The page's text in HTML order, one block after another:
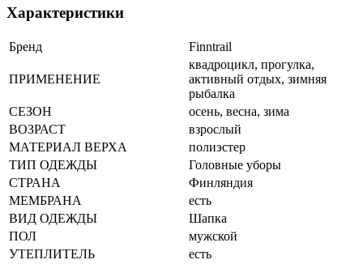
Характеристики
Бренд Finntrail
ПРИМЕНЕНИЕ
квадроцикл, прогулка,
активный отдых, зимняя
рыбалка
СЕЗОН
осень, весна, зима
ВОЗРАСТ
взрослый
МАТЕРИАЛ ВЕРХА
полиэстер
ТИП ОДЕЖДЫ
Головные уборы
СТРАНА
Финляндия
МЕМБРАНА
есть
ВИД ОДЕЖДЫ
Шапка
ПОЛ
мужской
УТЕПЛИТЕЛЬ
есть